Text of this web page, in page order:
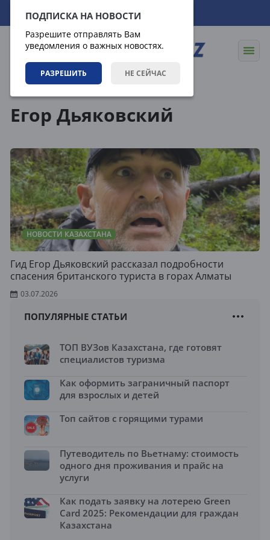
ПОДПИСКА НА НОВОСТИ
Разрешите отправлять Вам
уведомления о важных новостях.
РАЗРЕШИТЬ НЕ СЕЙЧАС
10.08.2026 17:46:15
Егор Дьяковский
НОВОСТИ КАЗАХСТАНА
Гид Егор Дьяковский рассказал подробности
спасения британского туриста в горах Алматы
03.07.2026
ПОПУЛЯРНЫЕ СТАТЬИ
ТОП ВУЗов Казахстана, где готовят
специалистов туризма
Как оформить заграничный паспорт
для взрослых и детей
Топ сайтов с горящими турами
Путеводитель по Вьетнаму: стоимость
одного дня проживания и прайс на
услуги
Как подать заявку на лотерею Green
Card 2025: Рекомендации для граждан
Казахстана